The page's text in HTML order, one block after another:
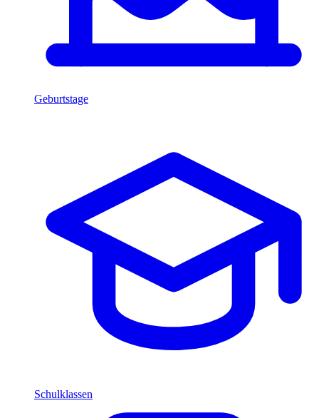
Geburtstage
Schulklassen